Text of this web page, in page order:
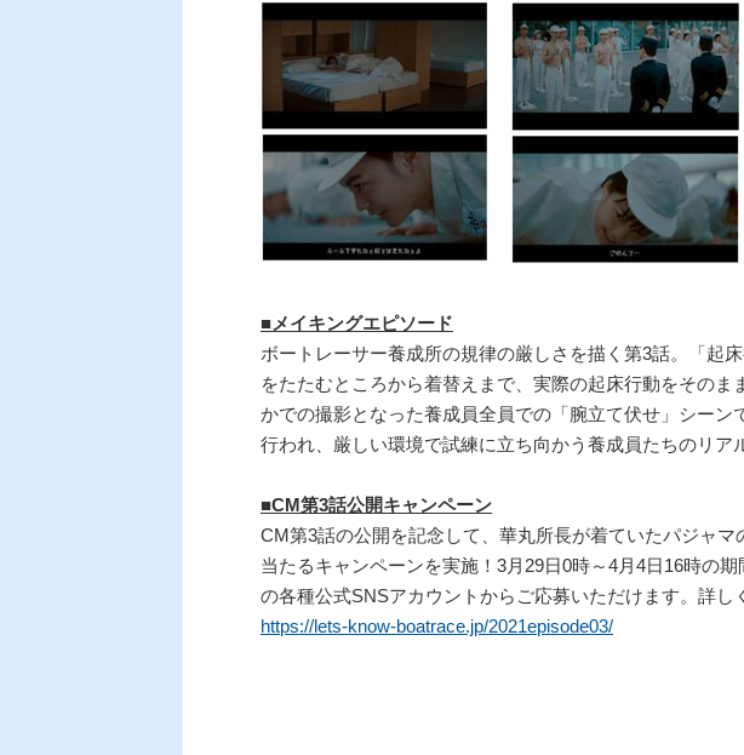
■メイキングエピソード
ボートレーサー養成所の規律の厳しさを描く第3話。「起
をたたむところから着替えまで、実際の起床行動をそのま
かでの撮影となった養成員全員での「腕立て伏せ」シーン
行われ、厳しい環境で試練に立ち向かう養成員たちのリア
■CM第3話公開キャンペーン
CM第3話の公開を記念して、華丸所長が着ていたパジャ
当たるキャンペーンを実施！3月29日0時～4月4日16時の
の各種公式SNSアカウントからご応募いただけます。詳し
https://lets-know-boatrace.jp/2021episode03/